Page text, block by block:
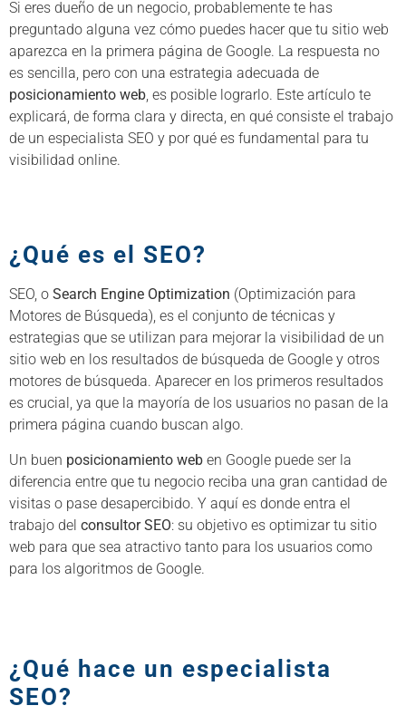
Si eres dueño de un negocio, probablemente te has
preguntado alguna vez cómo puedes hacer que tu sitio web
aparezca en la primera página de Google. La respuesta no
es sencilla, pero con una estrategia adecuada de
posicionamiento web, es posible lograrlo. Este artículo te
explicará, de forma clara y directa, en qué consiste el trabajo
de un especialista SEO y por qué es fundamental para tu
visibilidad online.
¿Qué es el SEO?
SEO, o Search Engine Optimization (Optimización para
Motores de Búsqueda), es el conjunto de técnicas y
estrategias que se utilizan para mejorar la visibilidad de un
sitio web en los resultados de búsqueda de Google y otros
motores de búsqueda. Aparecer en los primeros resultados
es crucial, ya que la mayoría de los usuarios no pasan de la
primera página cuando buscan algo.
Un buen posicionamiento web en Google puede ser la
diferencia entre que tu negocio reciba una gran cantidad de
visitas o pase desapercibido. Y aquí es donde entra el
trabajo del consultor SEO: su objetivo es optimizar tu sitio
web para que sea atractivo tanto para los usuarios como
para los algoritmos de Google.
¿Qué hace un especialista
SEO?